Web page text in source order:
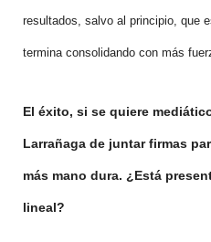
resultados, salvo al principio, que
termina consolidando con más
El éxito, si se quiere
Larrañaga de juntar firmas
más mano dura. ¿Está
lineal?